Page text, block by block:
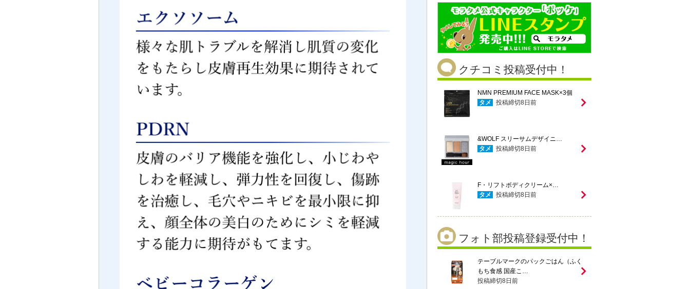
クチコミ投稿受付中！
NMN PREMIUM FACE MASK×3個
タメ
投稿締切8日前
&WOLF スリーサムデザイニ…
タメ
投稿締切8日前
F・リフトボディクリーム×…
タメ
投稿締切8日前
フォト部投稿登録受付中！
テーブルマークのパックごはん（ふく
もち食感 国産こ…
投稿締切8日前